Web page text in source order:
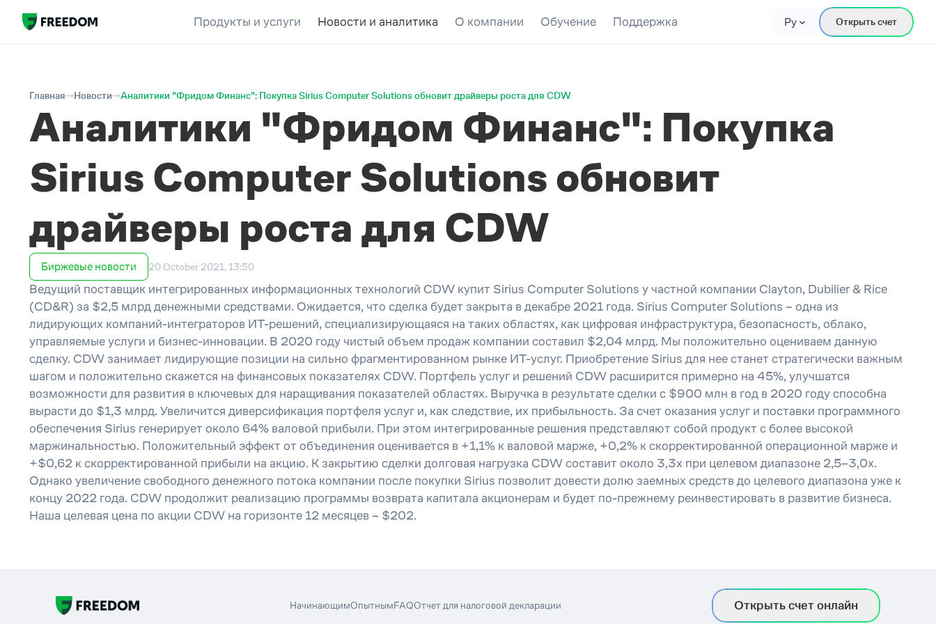
Продукты и услуги Новости и аналитика О компании Обучение Поддержка Ру Открыть счет
Главная Новости Аналитики "Фридом Финанс": Покупка Sirius Computer Solutions обновит драйверы роста для CDW
Аналитики "Фридом Финанс": Покупка
Sirius Computer Solutions обновит
драйверы роста для CDW
Биржевые новости 20 October 2021, 13:50
Ведущий поставщик интегрированных информационных технологий CDW купит Sirius Computer Solutions у частной компании Clayton, Dubilier & Rice
(CD&R) за $2,5 млрд денежными средствами. Ожидается, что сделка будет закрыта в декабре 2021 года. Sirius Computer Solutions – одна из
лидирующих компаний-интеграторов ИТ-решений, специализирующаяся на таких областях, как цифровая инфраструктура, безопасность, облако,
управляемые услуги и бизнес-инновации. В 2020 году чистый объем продаж компании составил $2,04 млрд. Мы положительно оцениваем данную
сделку. CDW занимает лидирующие позиции на сильно фрагментированном рынке ИТ-услуг. Приобретение Sirius для нее станет стратегически важным
шагом и положительно скажется на финансовых показателях CDW. Портфель услуг и решений CDW расширится примерно на 45%, улучшатся
возможности для развития в ключевых для наращивания показателей областях. Выручка в результате сделки с $900 млн в год в 2020 году способна
вырасти до $1,3 млрд. Увеличится диверсификация портфеля услуг и, как следствие, их прибыльность. За счет оказания услуг и поставки программного
обеспечения Sirius генерирует около 64% валовой прибыли. При этом интегрированные решения представляют собой продукт с более высокой
маржинальностью. Положительный эффект от объединения оценивается в +1,1% к валовой марже, +0,2% к скорректированной операционной марже и
+$0,62 к скорректированной прибыли на акцию. К закрытию сделки долговая нагрузка CDW составит около 3,3х при целевом диапазоне 2,5–3,0х.
Однако увеличение свободного денежного потока компании после покупки Sirius позволит довести долю заемных средств до целевого диапазона уже к
концу 2022 года. CDW продолжит реализацию программы возврата капитала акционерам и будет по-прежнему реинвестировать в развитие бизнеса.
Наша целевая цена по акции CDW на горизонте 12 месяцев – $202.
НачинающимОпытнымFAQОтчет для налоговой декларации Открыть счет онлайн